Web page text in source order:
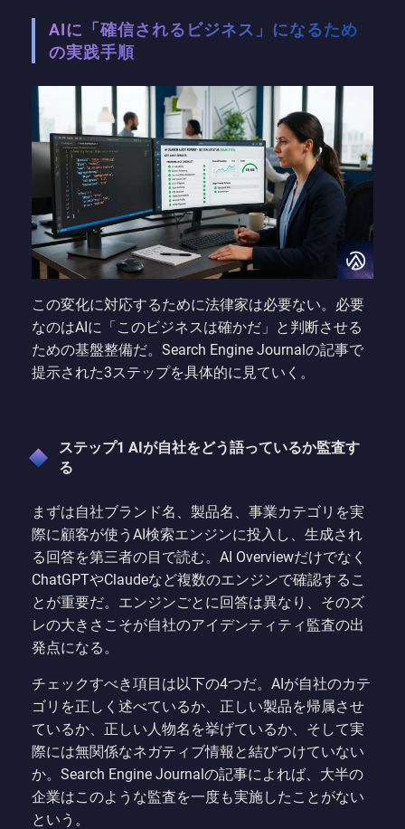
AIに「確信されるビジネス」になるため
の実践手順
この変化に対応するために法律家は必要ない。必要
なのはAIに「このビジネスは確かだ」と判断させる
ための基盤整備だ。Search Engine Journalの記事で
提示された3ステップを具体的に見ていく。
ステップ1 AIが自社をどう語っているか監査す
る
まずは自社ブランド名、製品名、事業カテゴリを実
際に顧客が使うAI検索エンジンに投入し、生成され
る回答を第三者の目で読む。AI Overviewだけでなく
ChatGPTやClaudeなど複数のエンジンで確認するこ
とが重要だ。エンジンごとに回答は異なり、そのズ
レの大きさこそが自社のアイデンティティ監査の出
発点になる。
チェックすべき項目は以下の4つだ。AIが自社のカテ
ゴリを正しく述べているか、正しい製品を帰属させ
ているか、正しい人物名を挙げているか、そして実
際には無関係なネガティブ情報と結びつけていない
か。Search Engine Journalの記事によれば、大半の
企業はこのような監査を一度も実施したことがない
という。